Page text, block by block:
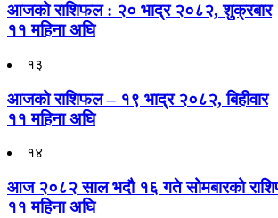
आजको राशिफल : २० भाद्र २०८२, शुक्रबार
११ महिना अघि
१३
आजको राशिफल – १९ भाद्र २०८२, बिहीवार
११ महिना अघि
१४
आज २०८२ साल भदौ १६ गते सोमबारको
११ महिना अघि